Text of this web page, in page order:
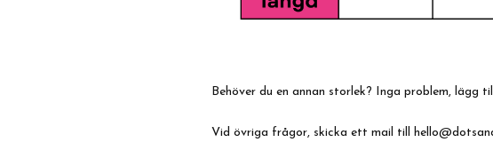
Behöver du en annan storlek? Inga problem, lägg
Vid övriga frågor, skicka ett mail till